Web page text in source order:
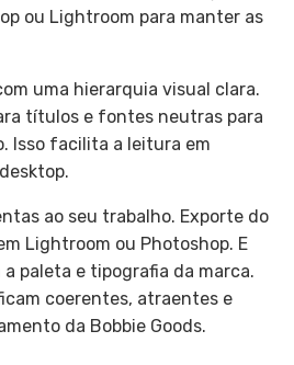
ou Lightroom para manter as
uma hierarquia visual clara.
títulos e fontes neutras para
Isso facilita a leitura em
ao seu trabalho. Exporte do
Lightroom ou Photoshop. E
paleta e tipografia da marca.
coerentes, atraentes e
da Bobbie Goods.